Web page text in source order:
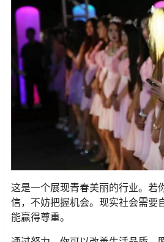
这是一个展现青春美丽的行业。若
信，不妨把握机会。现实社会需要
能赢得尊重。